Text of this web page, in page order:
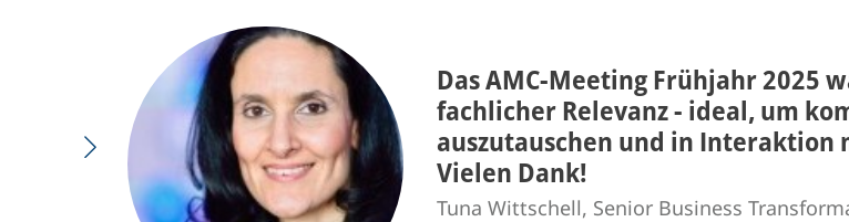
Das AMC-Meeting Frühjahr 2025
fachlicher Relevanz - ideal, um
auszutauschen und in Interaktion
Vielen Dank!
Tuna Wittschell, Senior Business